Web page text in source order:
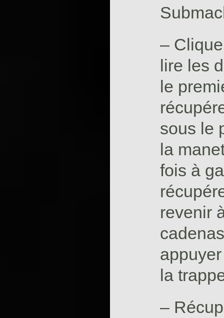
–
lire les
le
sous le
la
fois à
revenir
la
–